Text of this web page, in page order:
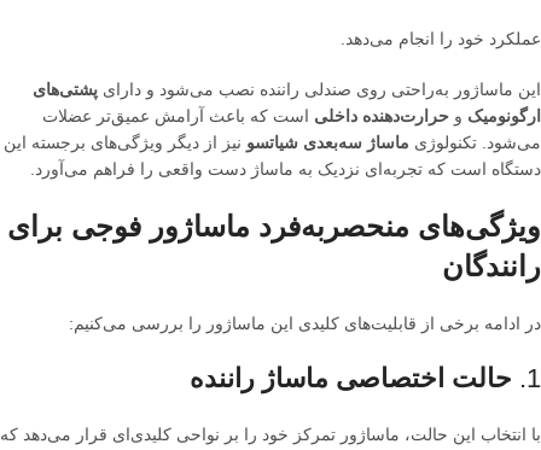
عملکرد خود را انجام می‌دهد.
این ماساژور به‌راحتی روی صندلی راننده نصب می‌شود و دارای پشتی‌های
ارگونومیک و حرارت‌دهنده داخلی است که باعث آرامش عمیق‌تر عضلات
می‌شود. تکنولوژی ماساژ سه‌بعدی شیاتسو نیز از دیگر ویژگی‌های برجسته این
دستگاه است که تجربه‌ای نزدیک به ماساژ دست واقعی را فراهم می‌آورد.
ویژگی‌های منحصربه‌فرد ماساژور فوجی برای
رانندگان
در ادامه برخی از قابلیت‌های کلیدی این ماساژور را بررسی می‌کنیم:
1. حالت اختصاصی ماساژ راننده
با انتخاب این حالت، ماساژور تمرکز خود را بر نواحی کلیدی‌ای قرار می‌دهد که